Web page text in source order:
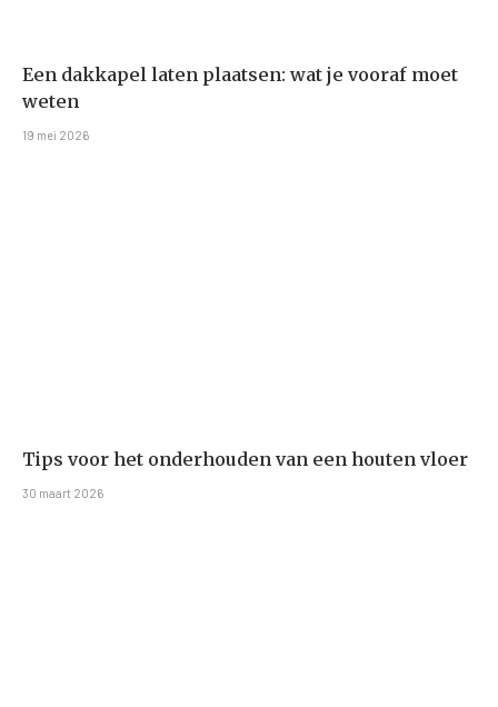
Een dakkapel laten plaatsen: wat je vooraf moet
weten
19 mei 2026
Tips voor het onderhouden van een houten vloer
30 maart 2026